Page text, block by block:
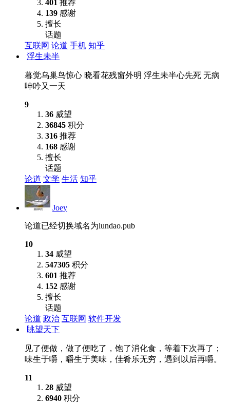
401 推荐
139 感谢
擅长
话题
互联网 论道 手机 知乎
浮生未半
暮觉乌巢鸟惊心 晓看花残窗外明 浮生未半心先死 无病
呻吟又一天
9
36 威望
36845 积分
316 推荐
168 感谢
擅长
话题
论道 文学 生活 知乎
Joey
论道已经切换域名为lundao.pub
10
34 威望
547305 积分
601 推荐
152 感谢
擅长
话题
论道 政治 互联网 软件开发
眺望天下
见了便做，做了便吃了，饱了消化食，等着下次再了；
味生于嚼，嚼生于美味，佳肴乐无穷，遇到以后再嚼。
11
28 威望
6940 积分